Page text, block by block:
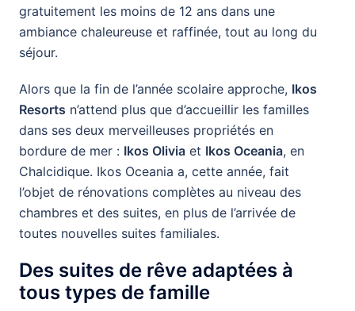
gratuitement les moins de 12 ans dans une
ambiance chaleureuse et raffinée, tout au long du
séjour.
Alors que la fin de l’année scolaire approche, Ikos
Resorts n’attend plus que d’accueillir les familles
dans ses deux merveilleuses propriétés en
bordure de mer : Ikos Olivia et Ikos Oceania, en
Chalcidique. Ikos Oceania a, cette année, fait
l’objet de rénovations complètes au niveau des
chambres et des suites, en plus de l’arrivée de
toutes nouvelles suites familiales.
Des suites de rêve adaptées à
tous types de famille